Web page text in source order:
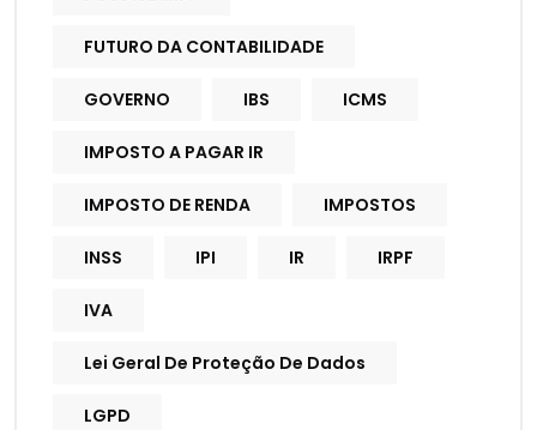
FUTURO DA CONTABILIDADE
GOVERNO IBS ICMS
IMPOSTO A PAGAR IR
IMPOSTO DE RENDA IMPOSTOS
INSS IPI IR IRPF
IVA
Lei Geral De Proteção De Dados
LGPD